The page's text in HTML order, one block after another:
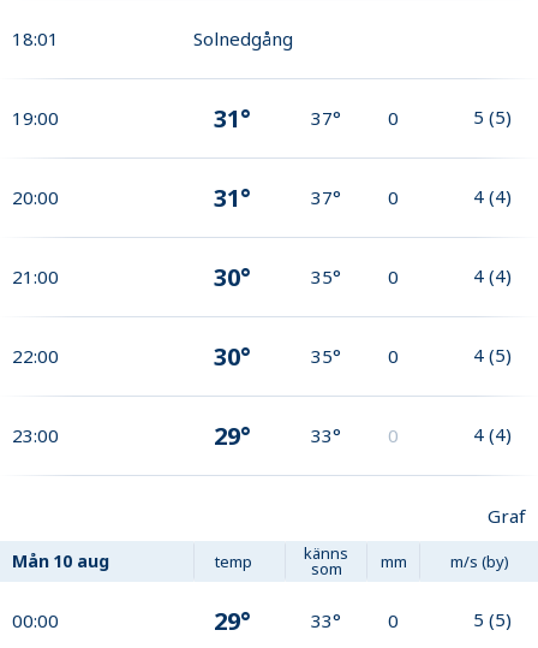
18:01 Solnedgång
19:00 31° 37° 0 5 (5)
20:00 31° 37° 0 4 (4)
21:00 30° 35° 0 4 (4)
22:00 30° 35° 0 4 (5)
23:00 29° 33° 0 4 (4)
Graf
Mån 10 aug temp känns
som mm m/s (by)
00:00 29° 33° 0 5 (5)